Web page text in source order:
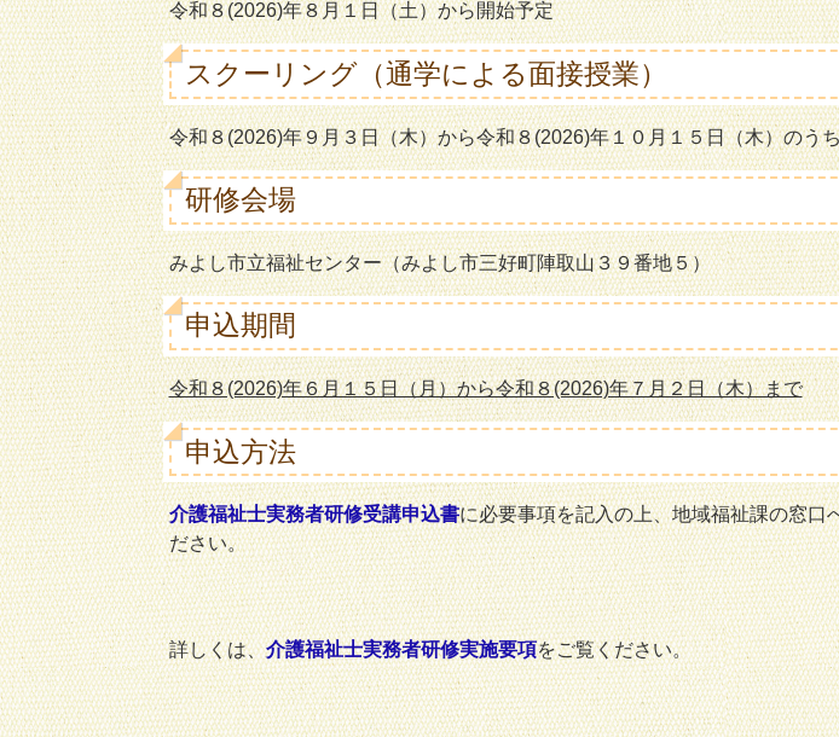
令和８(2026)年８月１日（土）から開始予定
スクーリング（通学による面接授業）
令和８(2026)年９月３日（木）から令和８(2026)年１０月１５日（木）のう
研修会場
みよし市立福祉センター（みよし市三好町陣取山３９番地５）
申込期間
令和８(2026)年６月１５日（月）から令和８(2026)年７月２日（木）まで
申込方法
介護福祉士実務者研修受講申込書に必要事項を記入の上、地域福祉課の窓口
ださい。
詳しくは、介護福祉士実務者研修実施要項をご覧ください。